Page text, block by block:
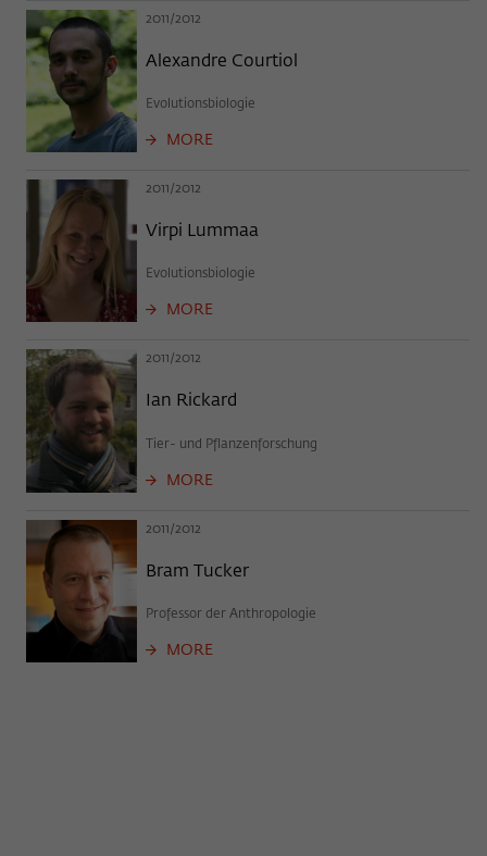
2011/2012
Alexandre Courtiol
Evolutionsbiologie
MORE
2011/2012
Virpi Lummaa
Evolutionsbiologie
MORE
2011/2012
Ian Rickard
Tier- und Pflanzenforschung
MORE
2011/2012
Bram Tucker
Professor der Anthropologie
MORE